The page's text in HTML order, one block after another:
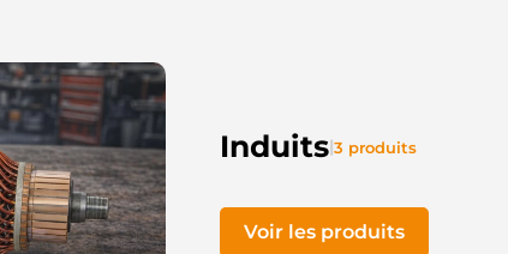
Induits|3 produits
Voir les produits